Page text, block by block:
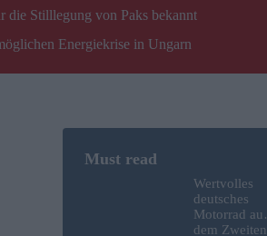
die Stilllegung von Paks bekannt
Energiekrise in Ungarn
Wertvolles
deutsches
Motorrad aus
dem Zweiten